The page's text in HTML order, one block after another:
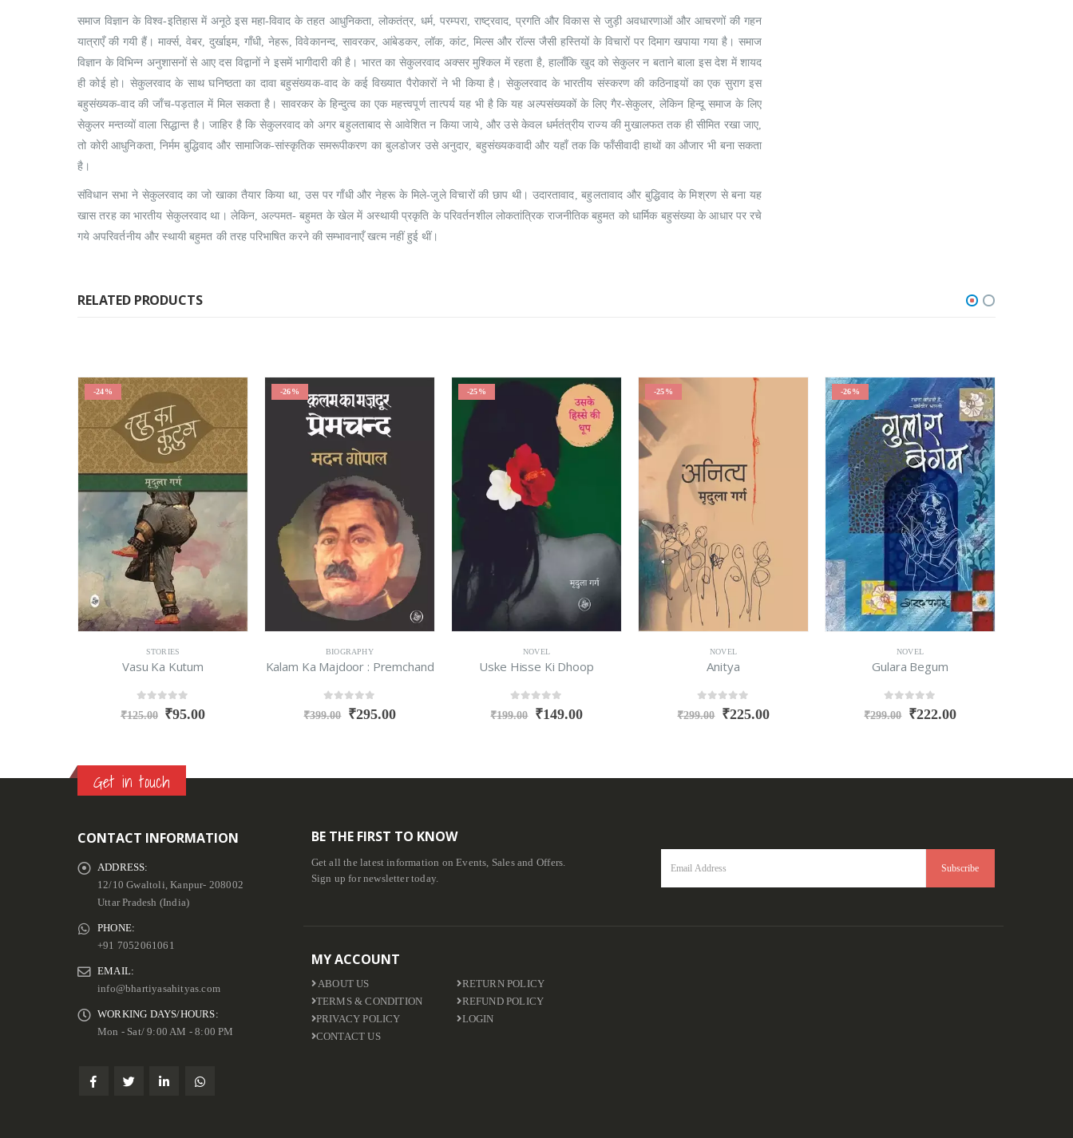
समाज विज्ञान के विश्व-इतिहास में अनूठे इस महा-विवाद के तहत आधुनिकता, लोकतंत्र, धर्म, परम्परा, राष्ट्रवाद, प्रगति और विकास से जुड़ी अवधारणाओं और आचरणों की गहन
यात्राएँ की गयी हैं। मार्क्स, वेबर, दुर्खाइम, गाँधी, नेहरू, विवेकानन्द, सावरकर, आंबेडकर, लॉक, कांट, मिल्स और रॉल्स जैसी हस्तियों के विचारों पर दिमाग खपाया गया है। समाज
विज्ञान के विभिन्न अनुशासनों से आए दस विद्वानों ने इसमें भागीदारी की है। भारत का सेकुलरवाद अक्सर मुश्किल में रहता है, हालाँकि खुद को सेकुलर न बताने बाला इस देश में शायद
ही कोई हो। सेकुलरवाद के साथ घनिष्ठता का दावा बहुसंख्यक-वाद के कई विख्यात पैरोकारों ने भी किया है। सेकुलरवाद के भारतीय संस्करण की कठिनाइयों का एक सुराग इस
बहुसंख्यक-वाद की जाँच-पड़ताल में मिल सकता है। सावरकर के हिन्दुत्व का एक महत्त्वपूर्ण तात्पर्य यह भी है कि यह अल्पसंख्यकों के लिए गैर-सेकुलर, लेकिन हिन्दू समाज के लिए
सेकुलर मन्तव्यों वाला सिद्धान्त है। जाहिर है कि सेकुलरवाद को अगर बहुलताबाद से आवेशित न किया जाये, और उसे केवल धर्मतंत्रीय राज्य की मुखालफत तक ही सीमित रखा जाए,
तो कोरी आधुनिकता, निर्मम बुद्धिवाद और सामाजिक-सांस्कृतिक समरूपीकरण का बुलडोजर उसे अनुदार, बहुसंख्यकवादी और यहाँ तक कि फाँसीवादी हाथों का औजार भी बना सकता
है।
संविधान सभा ने सेकुलरवाद का जो खाका तैयार किया था, उस पर गाँधी और नेहरू के मिले-जुले विचारों की छाप थी। उदारतावाद, बहुलतावाद और बुद्धिवाद के मिश्रण से बना यह
खास तरह का भारतीय सेकुलरवाद था। लेकिन, अल्पमत- बहुमत के खेल में अस्थायी प्रकृति के परिवर्तनशील लोकतांत्रिक राजनीतिक बहुमत को धार्मिक बहुसंख्या के आधार पर रचे
गये अपरिवर्तनीय और स्थायी बहुमत की तरह परिभाषित करने की सम्भावनाएँ खत्म नहीं हुई थीं।
RELATED PRODUCTS
-24%
STORIES
Vasu Ka Kutum
out of 5
₹125.00 ₹95.00
-26%
BIOGRAPHY
Kalam Ka Majdoor : Premchand
out of 5
₹399.00 ₹295.00
-25%
NOVEL
Uske Hisse Ki Dhoop
out of 5
₹199.00 ₹149.00
-25%
NOVEL
Anitya
out of 5
₹299.00 ₹225.00
-26%
NOVEL
Gulara Begum
out of 5
₹299.00 ₹222.00
Get in touch
CONTACT INFORMATION
ADDRESS:
12/10 Gwaltoli, Kanpur- 208002
Uttar Pradesh (India)
PHONE:
+91 7052061061
EMAIL:
info@bhartiyasahityas.com
WORKING DAYS/HOURS:
Mon - Sat/ 9:00 AM - 8:00 PM
BE THE FIRST TO KNOW
Get all the latest information on Events, Sales and Offers.
Sign up for newsletter today.
MY ACCOUNT
ABOUT US
TERMS & CONDITION
PRIVACY POLICY
CONTACT US
RETURN POLICY
REFUND POLICY
LOGIN